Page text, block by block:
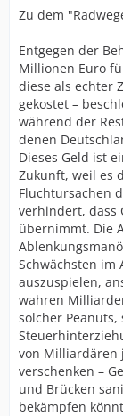
Zu dem
Entgegen der
Millionen Euro
diese als echter
gekostet –
während der
denen
Dieses Geld ist
Zukunft, weil es
Fluchtursachen
verhindert, dass
übernimmt. Die
Schwächsten im
auszuspielen,
wahren
solcher
von Milliardären
verschenken –
und Brücken
bekämpfen